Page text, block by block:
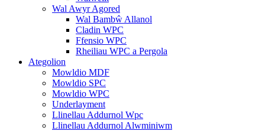
Wal Awyr Agored
Wal Bambŵ Allanol
Cladin WPC
Ffensio WPC
Rheiliau WPC a Pergola
Ategolion
Mowldio MDF
Mowldio SPC
Mowldio WPC
Underlayment
Llinellau Addurnol Wpc
Llinellau Addurnol Alwminiwm